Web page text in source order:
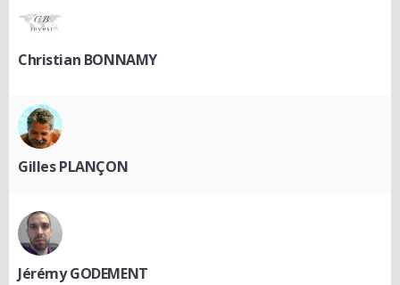
Christian BONNAMY
Gilles PLANÇON
Jérémy GODEMENT